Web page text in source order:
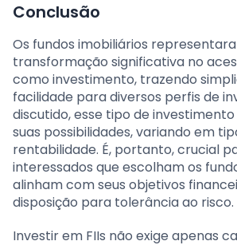
Conclusão
Os fundos imobiliários
transformação significativa no
como investimento, trazendo
facilidade para diversos perfis de
discutido, esse tipo de
suas possibilidades, variando em
rentabilidade. É, portanto, crucial
interessados que escolham os
alinham com seus objetivos
disposição para tolerância ao risco.
Investir em FIIs não exige apenas